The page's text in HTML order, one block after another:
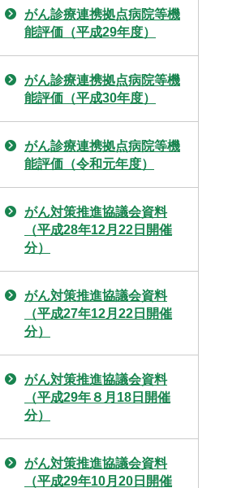
がん診療連携拠点病院等機
能評価（平成29年度）
がん診療連携拠点病院等機
能評価（平成30年度）
がん診療連携拠点病院等機
能評価（令和元年度）
がん対策推進協議会資料
（平成28年12月22日開催
分）
がん対策推進協議会資料
（平成27年12月22日開催
分）
がん対策推進協議会資料
（平成29年８月18日開催
分）
がん対策推進協議会資料
（平成29年10月20日開催